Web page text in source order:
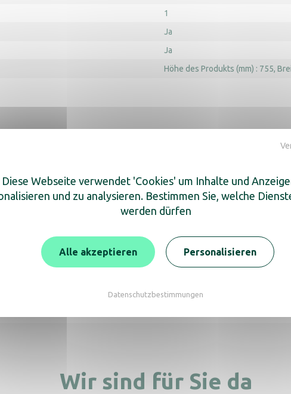
1
Ja
Ja
Höhe des Produkts (mm) : 755
Sie auch
Wir sind für Sie da
Diese Webseite verwendet 'Cookies' um Inhalte und
und zu analysieren. Bestimmen Sie, welche
werden dürfen
Alle akzeptieren Personalisieren
Datenschutzbestimmungen